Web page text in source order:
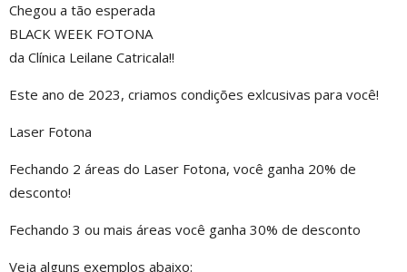
Chegou a tão esperada
BLACK WEEK FOTONA
da Clínica Leilane Catricala!!
Este ano de 2023, criamos condições exlcusivas para você!
Laser Fotona
Fechando 2 áreas do Laser Fotona, você ganha 20% de
desconto!
Fechando 3 ou mais áreas você ganha 30% de desconto
Veja alguns exemplos abaixo: